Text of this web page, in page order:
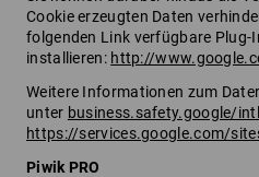
Cookie erzeugten Daten
folgenden Link verfügbare Plug-
installieren: http://
Weitere Informationen zum
unter business.safety.google/
https://services.google.com/
Piwik PRO